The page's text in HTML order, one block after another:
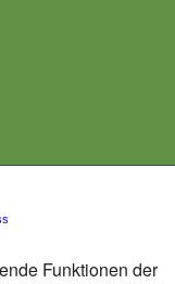
Funktionen der